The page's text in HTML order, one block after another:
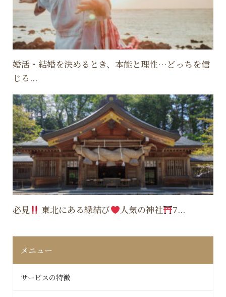
婚活・結婚を決めるとき、本能と理性…どっちを信
じる...
必見 東北にある縁結び 人気の神社 7...
メニュー
サービスの特徴